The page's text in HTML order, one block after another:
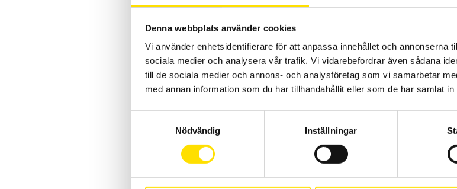
Denna webbplats använder cookies
Vi använder enhetsidentifierare för att anpassa innehållet och annonserna
sociala medier och analysera vår trafik. Vi vidarebefordrar även sådana
till de sociala medier och annons- och analysföretag som vi samarbetar
med annan information som du har tillhandahållit eller som de har samlat
Nödvändig
Inställningar
PEL112-113-115 datablad
PEL112-113-115 datablad
PEL112-113 manual
PEL112-113 manual (eng)
PEL50 & PEL100 IRD-
PEL-Motortest
PEL103 Rapportmjukvara
Energi- och